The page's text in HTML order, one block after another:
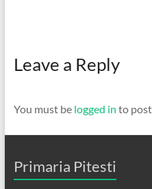
Leave a Reply
You must be logged in to
Primaria Pitesti